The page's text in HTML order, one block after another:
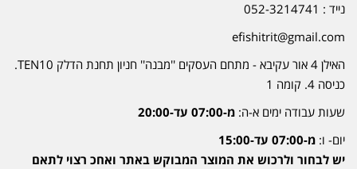
נייד : 052-3214741
efishitrit@gmail.com
האילן 4 אור עקיבא - מתחם העסקים ''מבנה'' חניון תחנת הדלק TEN10.
כניסה 4. קומה 1
שעות עבודה ימים א-ה: מ-07:00 עד-20:00
יום- ו: מ-07:00 עד-15:00
יש לבחור ולרכוש את המוצר המבוקש באתר ואחכ רצוי לתאם